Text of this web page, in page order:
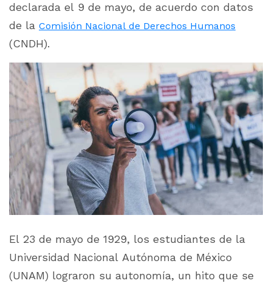
declarada el 9 de mayo, de acuerdo con datos
de la Comisión Nacional de Derechos Humanos
(CNDH).
El 23 de mayo de 1929, los estudiantes de la
Universidad Nacional Autónoma de México
(UNAM) lograron su autonomía, un hito que se